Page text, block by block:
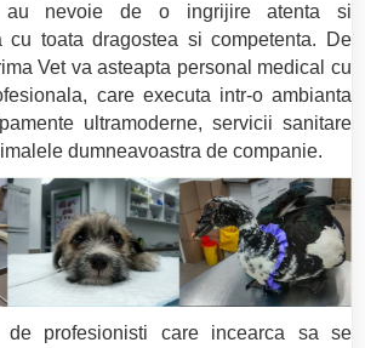
au nevoie de o ingrijire atenta si
cu toata dragostea si competenta. De
Vet va asteapta personal medical cu
care executa intr-o ambianta
ultramoderne, servicii sanitare
dumneavoastra de companie.
de profesionisti care incearca sa se